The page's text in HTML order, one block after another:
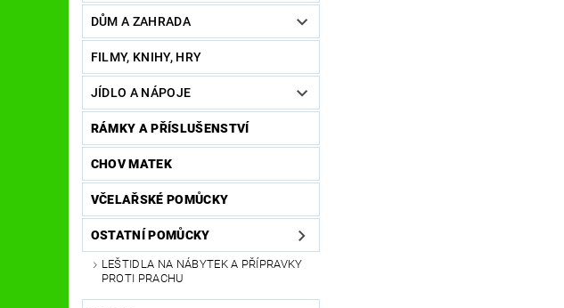
DŮM A ZAHRADA
FILMY, KNIHY, HRY
JÍDLO A NÁPOJE
RÁMKY A PŘÍSLUŠENSTVÍ
CHOV MATEK
VČELAŘSKÉ POMŮCKY
OSTATNÍ POMŮCKY
LEŠTIDLA NA NÁBYTEK A PŘÍPRAVKY
PROTI PRACHU